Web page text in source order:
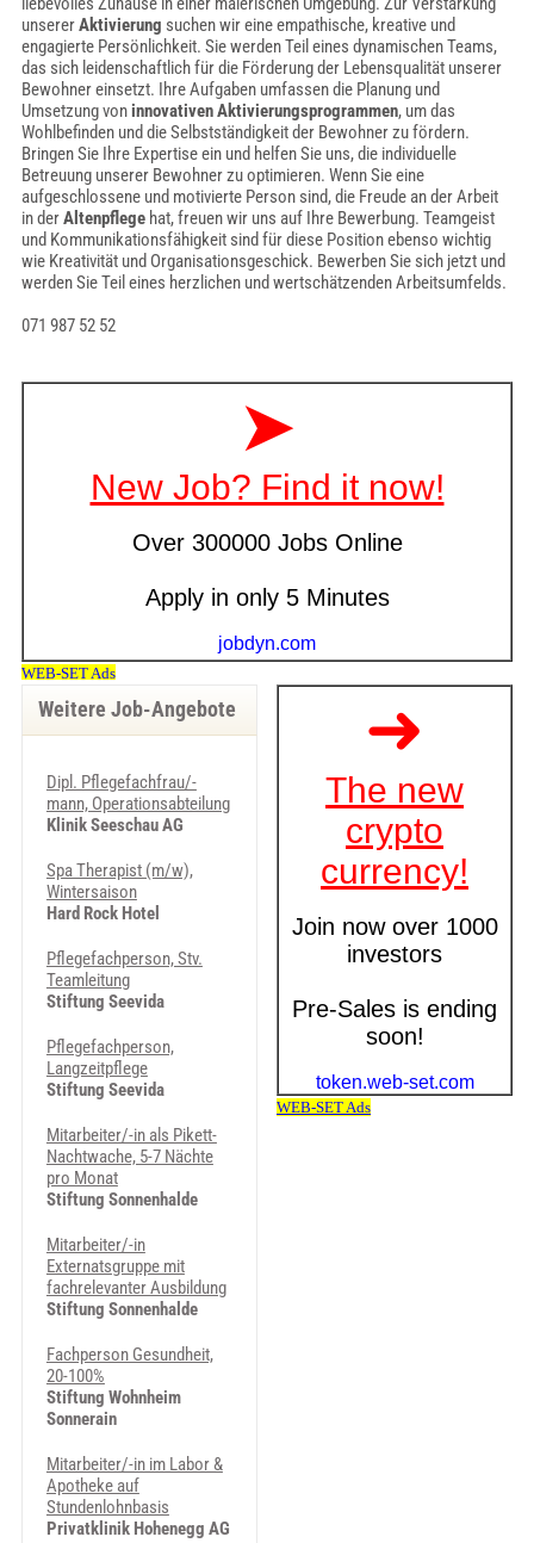
unsererAktivierung suchen wir eine empathische, kreative und
engagierte Persönlichkeit. Sie werden Teil eines dynamischen Teams,
das sich leidenschaftlich für die Förderung der Lebensqualität unserer
Bewohner einsetzt. Ihre Aufgaben umfassen die Planung und
Umsetzung voninnovativen Aktivierungsprogrammen, um das
Wohlbefinden und die Selbstständigkeit der Bewohner zu fördern.
Bringen Sie Ihre Expertise ein und helfen Sie uns, die individuelle
Betreuung unserer Bewohner zu optimieren. Wenn Sie eine
aufgeschlossene und motivierte Person sind, die Freude an der Arbeit
in derAltenpflegehat, freuen wir uns auf Ihre Bewerbung. Teamgeist
und Kommunikationsfähigkeit sind für diese Position ebenso wichtig
wie Kreativität und Organisationsgeschick. Bewerben Sie sich jetzt und
werden Sie Teil eines herzlichen und wertschätzenden Arbeitsumfelds.
071 987 52 52
Weitere Job-Angebote
Dipl. Pflegefachfrau/-
mann, Operationsabteilung
Klinik Seeschau AG
Spa Therapist (m/w),
Wintersaison
Hard Rock Hotel
Pflegefachperson, Stv.
Teamleitung
Stiftung Seevida
Pflegefachperson,
Langzeitpflege
Stiftung Seevida
Mitarbeiter/-in als Pikett-
Nachtwache, 5-7 Nächte
pro Monat
Stiftung Sonnenhalde
Mitarbeiter/-in
Externatsgruppe mit
fachrelevanter Ausbildung
Stiftung Sonnenhalde
Fachperson Gesundheit,
20-100%
Stiftung Wohnheim
Sonnerain
Mitarbeiter/-in im Labor &
Apotheke auf
Stundenlohnbasis
Privatklinik Hohenegg AG